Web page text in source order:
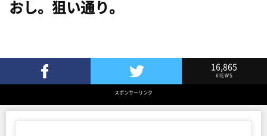
おし。狙い通り。
Twitterでツイート
16,865
VIEWS
スポンサーリンク